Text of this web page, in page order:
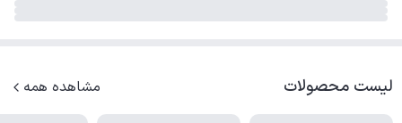
لیست محصولات مشاهده همه